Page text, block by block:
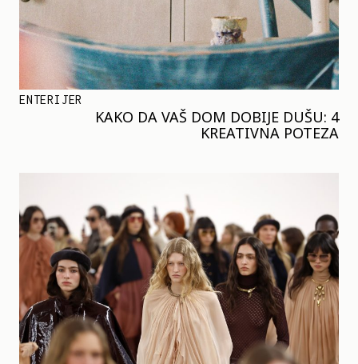
ENTERIJER
KAKO DA VAŠ DOM DOBIJE DUŠU: 4
KREATIVNA POTEZA